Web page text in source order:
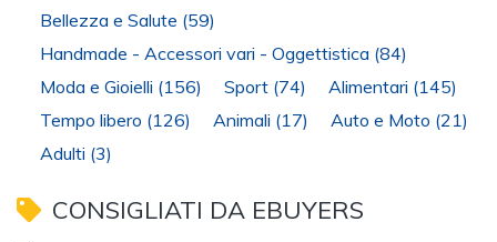
Bellezza e Salute (59)
Handmade - Accessori vari - Oggettistica (84)
Moda e Gioielli (156) Sport (74) Alimentari (145)
Tempo libero (126) Animali (17) Auto e Moto (21)
Adulti (3)
CONSIGLIATI DA EBUYERS